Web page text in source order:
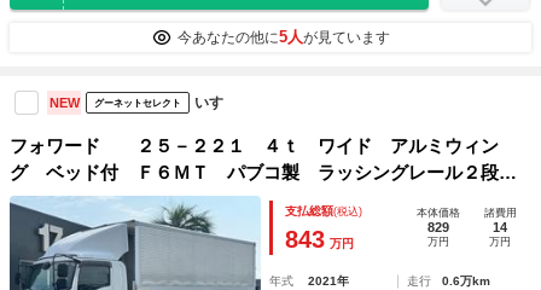
今あなたの他に5人が見ています
NEW グーネットセレクト いすゞ
フォワード ２５－２２１ ４ｔ ワイド アルミウィン
グ ベッド付 Ｆ６ＭＴ パブコ製 ラッシングレール２段
床引出しフック５対 ＥＴＣ バックカメラ ２４０馬力 導
風板 抹消積載２８００ｋｇ ６２ワイド ６２０
支払総額(税込)
843 万円
本体価格
829
万円
諸費用
14
万円
年式 2021年 走行
0.6万km